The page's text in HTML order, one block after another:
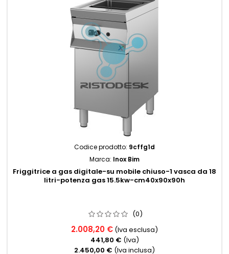
Codice prodotto: 9cffg1d
Marca: Inox Bim
Friggitrice a gas digitale-su mobile chiuso-1 vasca da 18
litri-potenza gas 15.5kw-cm40x90x90h
(0)
2.008,20 € (Iva esclusa)
441,80 € (Iva)
2.450,00 € (Iva inclusa)